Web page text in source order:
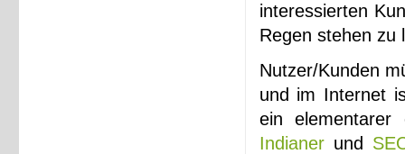
interessierten
Regen stehen zu
Nutzer/Kunden
und im Internet
ein
Indianerund